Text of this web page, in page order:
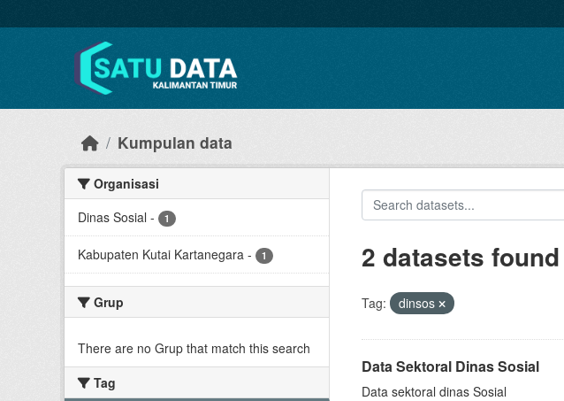
Kumpulan data
Organisasi
Dinas Sosial - 1
Kabupaten Kutai Kartanegara - 1
Grup
There are no Grup that match this search
Tag
2 datasets found
Tag: dinsos
Data Sektoral Dinas Sosial
Data sektoral dinas Sosial